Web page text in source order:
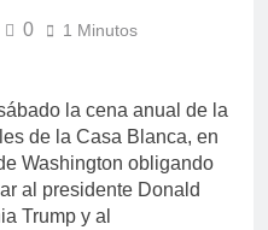
0 1 Minutos
la cena anual de la
de la Casa Blanca, en
Washington obligando
al presidente Donald
Trump y al